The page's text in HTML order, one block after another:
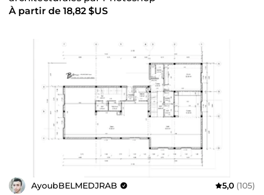
À partir de 18,82 $US
AyoubBELMEDJRAB 5,0 (105)